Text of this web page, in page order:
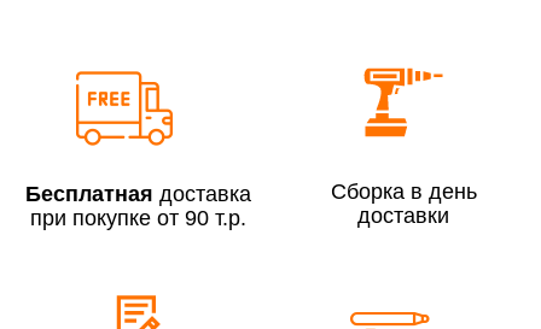
Свыше 300 000 руб.
Сборка по Московской области при заказе:
До 300 000 руб.
Бесплатная доставка
при покупке от 90 т.р.
Сборка в день
доставки